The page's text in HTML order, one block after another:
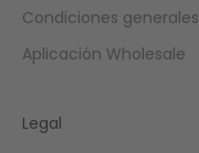
Condiciones generales
Aplicación Wholesale
Legal